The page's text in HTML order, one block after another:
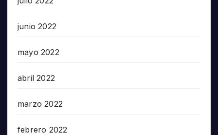
junio 2022
mayo 2022
abril 2022
marzo 2022
febrero 2022